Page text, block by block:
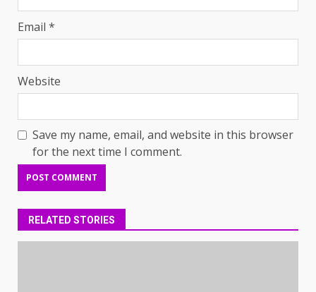
Email *
Website
Save my name, email, and website in this browser
for the next time I comment.
RELATED STORIES